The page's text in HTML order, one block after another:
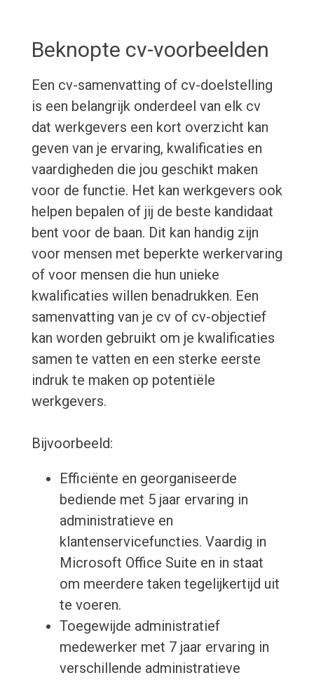
Beknopte cv-voorbeelden
Een cv-samenvatting of cv-doelstelling
is een belangrijk onderdeel van elk cv
dat werkgevers een kort overzicht kan
geven van je ervaring, kwalificaties en
vaardigheden die jou geschikt maken
voor de functie. Het kan werkgevers ook
helpen bepalen of jij de beste kandidaat
bent voor de baan. Dit kan handig zijn
voor mensen met beperkte werkervaring
of voor mensen die hun unieke
kwalificaties willen benadrukken. Een
samenvatting van je cv of cv-objectief
kan worden gebruikt om je kwalificaties
samen te vatten en een sterke eerste
indruk te maken op potentiële
werkgevers.
Bijvoorbeeld:
Efficiënte en georganiseerde
bediende met 5 jaar ervaring in
administratieve en
klantenservicefuncties. Vaardig in
Microsoft Office Suite en in staat
om meerdere taken tegelijkertijd uit
te voeren.
Toegewijde administratief
medewerker met 7 jaar ervaring in
verschillende administratieve